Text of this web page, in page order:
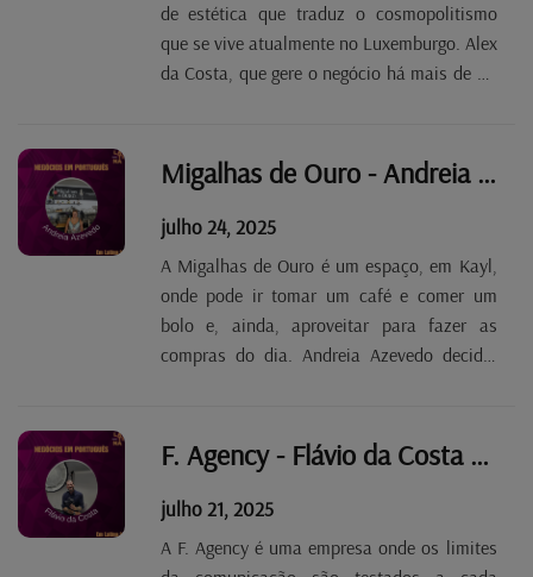
de estética que traduz o cosmopolitismo
que se vive atualmente no Luxemburgo. Alex
da Costa, que gere o negócio há mais de 20
clientes: antes eram sobretudo
luxemburgueses; hoje são...
Migalhas de Ouro - Andreia Azevedo Tp. 2 Ep. 90
julho 24, 2025
A Migalhas de Ouro é um espaço, em Kayl,
onde pode ir tomar um café e comer um
bolo e, ainda, aproveitar para fazer as
compras do dia. Andreia Azevedo decidiu
portuguesa é também proprietária de um
restaurante em...
F. Agency - Flávio da Costa Tp. 2 Ep. 89
julho 21, 2025
A F. Agency é uma empresa onde os limites